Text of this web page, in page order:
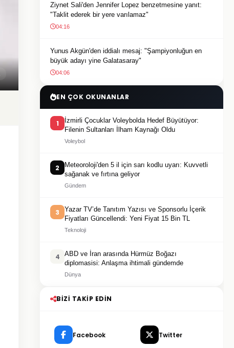
Ziynet Sali'den Jennifer Lopez benzetmesine yanıt:
"Taklit ederek bir yere varılamaz"
04:16
Yunus Akgün'den iddialı mesaj: "Şampiyonluğun en
büyük adayı yine Galatasaray"
04:06
EN ÇOK OKUNANLAR
1
İzmirli Çocuklar Voleybolda Hedef Büyütüyor:
Filenin Sultanları İlham Kaynağı Oldu
Voleybol
2
Meteoroloji'den 5 il için sarı kodlu uyarı: Kuvvetli
sağanak ve fırtına geliyor
Gündem
3
Yazar TV’de Tanıtım Yazısı ve Sponsorlu İçerik
Fiyatları Güncellendi: Yeni Fiyat 15 Bin TL
Teknoloji
4
ABD ve İran arasında Hürmüz Boğazı
diplomasisi: Anlaşma ihtimali gündemde
Dünya
BIZI TAKIP EDIN
Facebook Twitter